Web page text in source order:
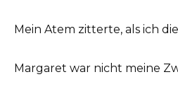
Mein Atem zitterte, als ich
Margaret war nicht meine